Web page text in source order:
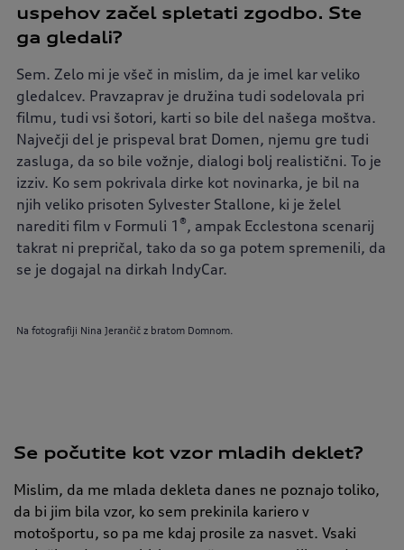
uspehov začel spletati zgodbo. Ste
ga gledali?
Sem. Zelo mi je všeč in mislim, da je imel kar veliko
gledalcev. Pravzaprav je družina tudi sodelovala pri
filmu, tudi vsi šotori, karti so bile del našega moštva.
Največji del je prispeval brat Domen, njemu gre tudi
zasluga, da so bile vožnje, dialogi bolj realistični. To je
izziv. Ko sem pokrivala dirke kot novinarka, je bil na
njih veliko prisoten Sylvester Stallone, ki je želel
narediti film v Formuli 1 ®, ampak Ecclestona scenarij
takrat ni prepričal, tako da so ga potem spremenili, da
se je dogajal na dirkah IndyCar.
Na fotografiji Nina Jerančič z bratom Domnom.
Se počutite kot vzor mladih deklet?
Mislim, da me mlada dekleta danes ne poznajo toliko,
da bi jim bila vzor, ko sem prekinila kariero v
motošportu, so pa me kdaj prosile za nasvet. Vsaki